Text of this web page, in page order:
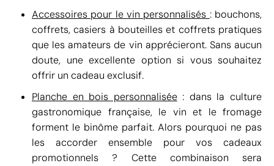
Accessoires pour le vin personnalisés : bouchons,
coffrets, casiers à bouteilles et coffrets pratiques
que les amateurs de vin apprécieront. Sans aucun
doute, une excellente option si vous souhaitez
offrir un cadeau exclusif.
Planche en bois personnalisée: dans la culture
gastronomique française, le vin et le fromage
forment le binôme parfait. Alors pourquoi ne pas
les accorder ensemble pour vos cadeaux
promotionnels ? Cette combinaison sera